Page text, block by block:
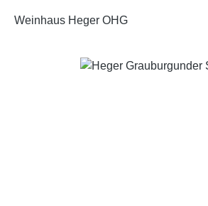
Weinhaus Heger OHG
Bildergalerie überspringen